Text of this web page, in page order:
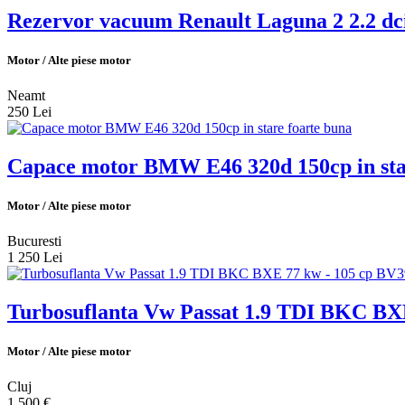
Rezervor vacuum Renault Laguna 2 2.2
Motor / Alte piese motor
Neamt
250 Lei
Capace motor BMW E46 320d 150cp in
Motor / Alte piese motor
Bucuresti
1 250 Lei
Turbosuflanta Vw Passat 1.9 TDI BKC
Motor / Alte piese motor
Cluj